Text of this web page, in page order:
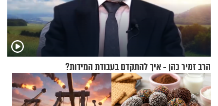
הרב זמיר כהן - איך להתקדם בעבודת המידות?